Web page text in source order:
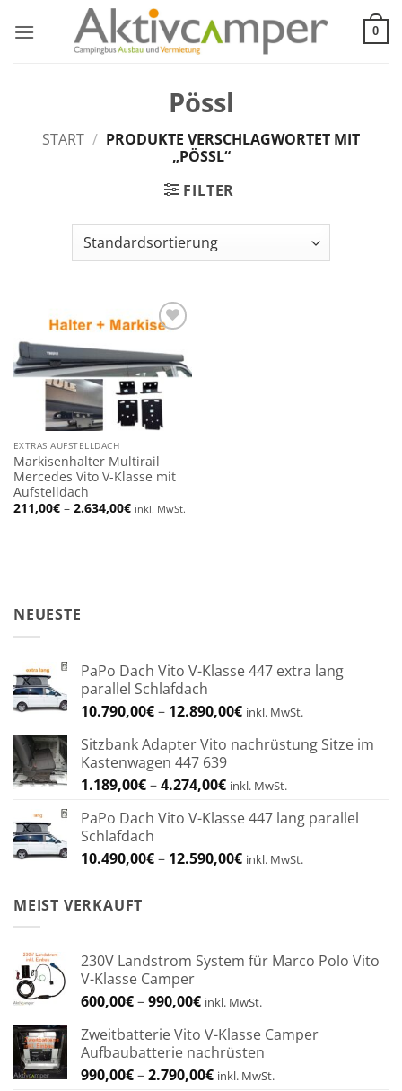
Inhalt
0
Pössl
START / PRODUKTE VERSCHLAGWORTET MIT
„PÖSSL“
FILTER
wishlist
EXTRAS AUFSTELLDACH
Markisenhalter Multirail
Mercedes Vito V-Klasse mit
Aufstelldach
211,00€ – 2.634,00€Preisspanne:
inkl. MwSt.
NEUESTE
PaPo Dach Vito V-Klasse 447 extra lang
parallel Schlafdach
10.790,00€– 12.890,00€Preisspanne:
bis
inkl. MwSt.
Sitzbank Adapter Vito nachrüstung Sitze im
Kastenwagen 447 639
1.189,00€–4.274,00€Preisspanne:
bis
inkl. MwSt.
PaPo Dach Vito V-Klasse 447 lang parallel
Schlafdach
10.490,00€– 12.590,00€Preisspanne:
inkl. MwSt.
MEIST VERKAUFT
230V Landstrom System für Marco Polo Vito
V-Klasse Camper
600,00€–990,00€Preisspanne:
bis
990,00€
inkl. MwSt.
Zweitbatterie Vito V-Klasse Camper
Aufbaubatterie nachrüsten
990,00€–2.790,00€Preisspanne:
inkl. MwSt.